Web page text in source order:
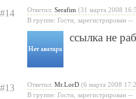
#14 Ответил: Serafim (31 марта 2008
В группе: Гости, зарегистрирован --
ссылка не
#13 Ответил: Mr.LorD (6 марта 2008
В группе: Гости, зарегистрирован --